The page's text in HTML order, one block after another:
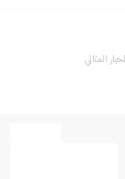
المثالي